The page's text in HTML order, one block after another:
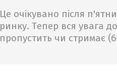
Це очікувано після
ринку. Тепер вся увага
пропустить чи стримає